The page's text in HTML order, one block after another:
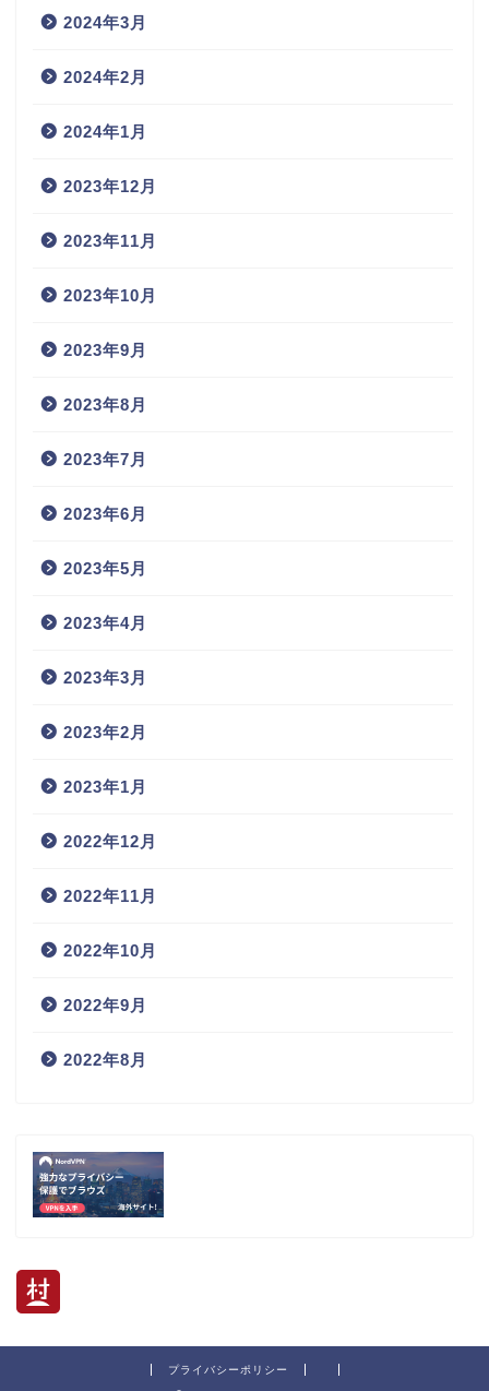
2024年3月
2024年2月
2024年1月
2023年12月
2023年11月
2023年10月
2023年9月
2023年8月
2023年7月
2023年6月
2023年5月
2023年4月
2023年3月
2023年2月
2023年1月
2022年12月
2022年11月
2022年10月
2022年9月
2022年8月
プライバシーポリシー